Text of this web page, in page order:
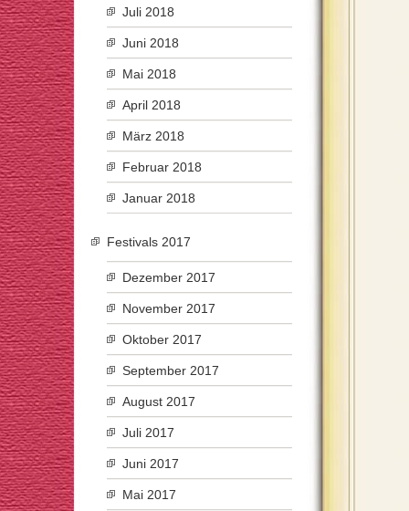
Juli 2018
Juni 2018
Mai 2018
April 2018
März 2018
Februar 2018
Januar 2018
Festivals 2017
Dezember 2017
November 2017
Oktober 2017
September 2017
August 2017
Juli 2017
Juni 2017
Mai 2017